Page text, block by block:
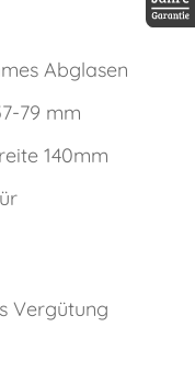
Abglasen
79 mm
140mm
Vergütung